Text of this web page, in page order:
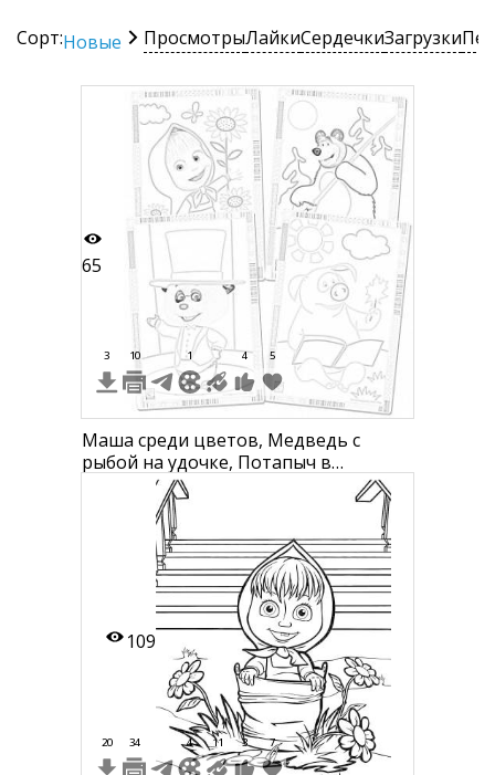
Сорт:Новые ПросмотрыЛайкиСердечкиЗагрузки
65
3 10 1 4 5
Маша среди цветов, Медведь с
рыбой на удочке, Потапыч в
цилиндре, Поросенок читает книгу
на фоне солнца и облаков
109
20 34 4 11 3 7